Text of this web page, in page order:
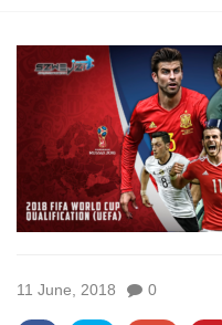
11 June, 2018 0